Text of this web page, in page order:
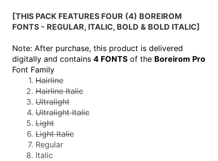
[THIS PACK FEATURES FOUR (4) BOREIROM
FONTS - REGULAR, ITALIC, BOLD & BOLD ITALIC]
Note: After purchase, this product is delivered
digitally and contains 4 FONTS of the Boreirom Pro
Font Family
Hairline
Hairline Italic
Ultralight
Ultralight Italic
Light
Light Italic
Regular
Italic